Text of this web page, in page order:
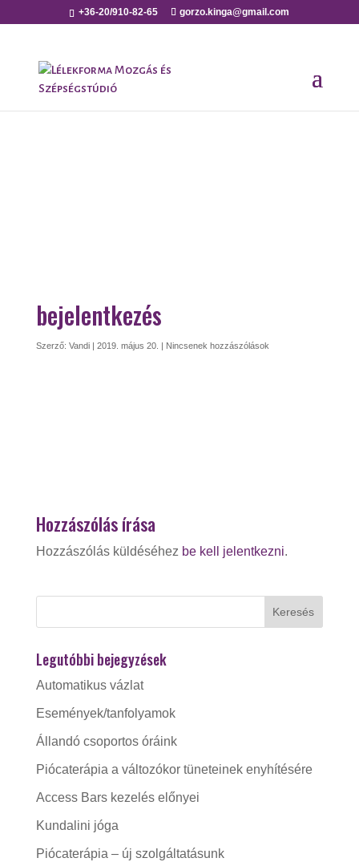
+36-20/910-82-65 gorzo.kinga@gmail.com
bejelentkezés
Szerző: Vandi| 2019. május 20. | Nincsenek hozzászólások
Hozzászólás írása
Hozzászólás küldéséhez be kell jelentkezni.
Legutóbbi bejegyzések
Automatikus vázlat
Események/tanfolyamok
Állandó csoportos óráink
Piócaterápia a változókor tüneteinek enyhítésére
Access Bars kezelés előnyei
Kundalini jóga
Piócaterápia – új szolgáltatásunk